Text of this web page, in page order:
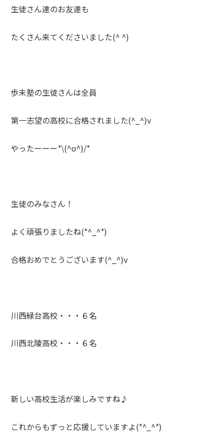
生徒さん達のお友達も
たくさん来てくださいました(^ ^)
歩未塾の生徒さんは全員
第一志望の高校に合格されました(^_^)v
やったーーー*\(^o^)/*
生徒のみなさん！
よく頑張りましたね(*^_^*)
合格おめでとうございます(^_^)v
川西緑台高校・・・６名
川西北陵高校・・・６名
新しい高校生活が楽しみですね♪
これからもずっと応援していますよ(*^_^*)